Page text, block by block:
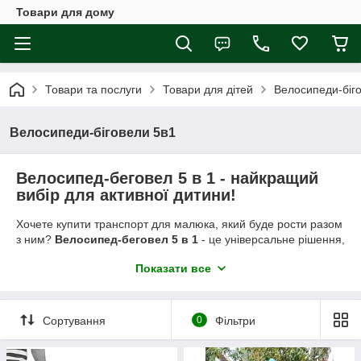
Товари для дому
Товари та послуги Товари для дітей Велосипеди-
Велосипеди-біговели 5в1
Велосипед-беговел 5 в 1 - найкращий
вибір для активної дитини!
Хочете купити транспорт для малюка, який буде рости разом
з ним? Велосипед-беговел 5 в 1 - це універсальне рішення,
адаптується під вік і потреби дитини. Це не просто іграшка, а
навичок самостійного пересування.
Чому варто обрати велосипед-біговел?
Сучасні батьки шукають універсальні рішення, які поєднують
Показати все
Сортування 0 Фільтри